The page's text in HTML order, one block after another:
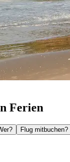
Ferien
Flug mitbuchen?